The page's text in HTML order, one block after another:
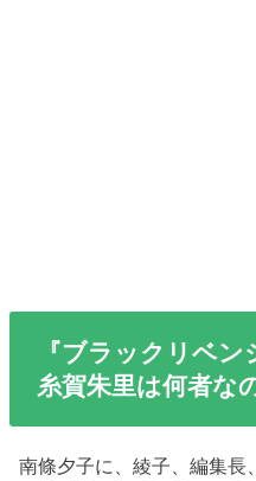
『ブラックリベン
糸賀朱里は何者な
南條夕子に、綾子、編集長